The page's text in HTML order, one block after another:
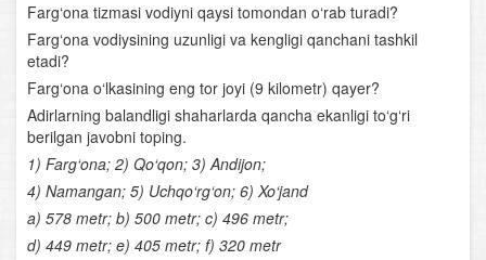
Shimoliy Amerika
Yevrosiyo. Yevrosiyo materigining umumiy geografik
xususiyatlari
Yevrosiyoning yirik tabiiy- geografik rayonlari
O‘rta Osiyo o‘lkasining umumiy geografik tavsifi
Geografik xaritalar, atlaslar, globus va ular bilan ishlash
Farg‘ona tizmasi vodiyni qaysi tomondan o‘rab turadi?
Farg‘ona vodiysining uzunligi va kengligi qanchani tashkil
etadi?
Farg‘ona o‘lkasining eng tor joyi (9 kilometr) qayer?
Adirlarning balandligi shaharlarda qancha ekanligi to‘g‘ri
berilgan javobni toping.
1) Farg‘ona; 2) Qo‘qon; 3) Andijon;
4) Namangan; 5) Uchqo‘rg‘on; 6) Xo‘jand
a) 578 metr; b) 500 metr; c) 496 metr;
d) 449 metr; e) 405 metr; f) 320 metr